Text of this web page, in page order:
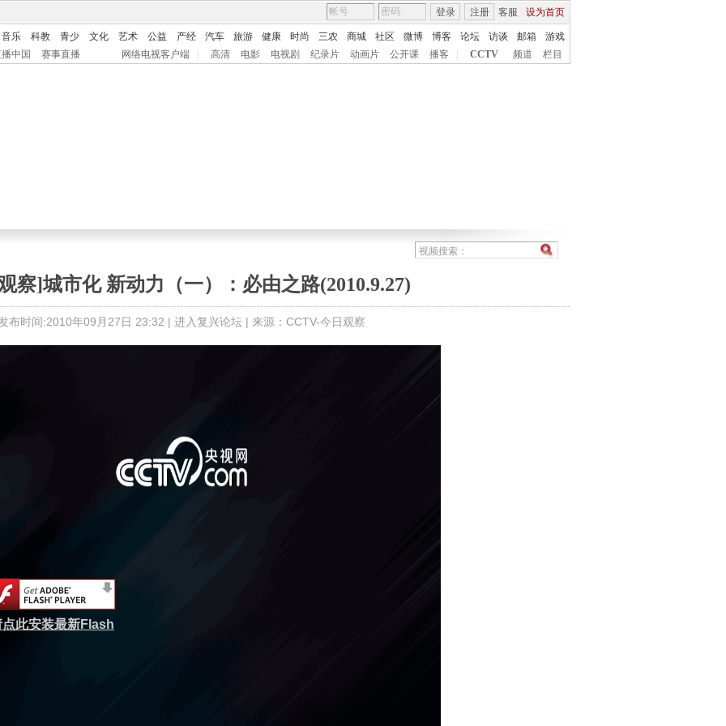
客服 设为首页
登录 注册
音乐 科教 青少 文化 艺术 公益 产经 汽车 旅游 健康 时尚 三农 商城 社区 微博 博客 论坛 访谈 邮箱
游戏
中国
赛事直播 网络电视客户端 高清 电影 电视剧 纪录片 动画片 公开课 播客 CCTV 频道 栏目
察]城市化 新动力（一）：必由之路(2010.9.27)
布时间:2010年09月27日 23:32 | 进入复兴论坛 | 来源：CCTV-今日观察
点此安装最新Flash